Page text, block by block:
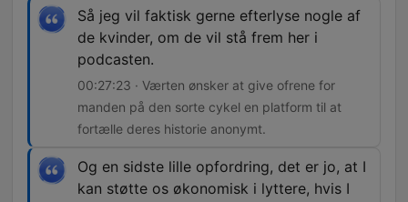
Så jeg vil faktisk gerne efterlyse nogle af
de kvinder, om de vil stå frem her i
podcasten.
00:27:23 · Værten ønsker at give ofrene for
manden på den sorte cykel en platform til at
fortælle deres historie anonymt.
Og en sidste lille opfordring, det er jo, at I
kan støtte os økonomisk i lyttere, hvis I